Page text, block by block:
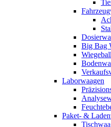
Big Bag
Laborwaagen
Paket- &